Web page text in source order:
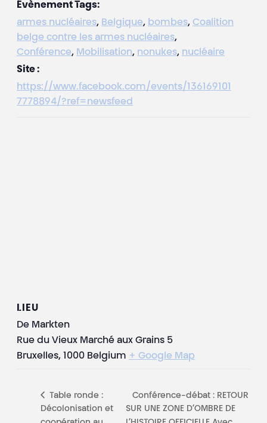
Évènement Tags:
armes nucléaires, Belgique, bombes, Coalition
belge contre les armes nucléaires,
Conférence, Mobilisation, nonukes, nucléaire
Site :
https://www.facebook.com/events/136169101
7778894/?ref=newsfeed
LIEU
De Markten
Rue du Vieux Marché aux Grains 5
Bruxelles, 1000 Belgium + Google Map
Table ronde :
Décolonisation et
Conférence-débat : RETOUR
SUR UNE ZONE D’OMBRE DE